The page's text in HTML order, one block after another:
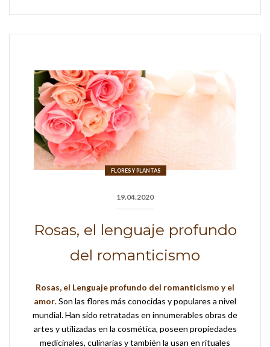
FLORES Y PLANTAS
19.04.2020
Rosas, el lenguaje profundo
del romanticismo
Rosas, el Lenguaje profundo del romanticismo y el
amor. Son las flores más conocidas y populares a nivel
mundial. Han sido retratadas en innumerables obras de
artes y utilizadas en la cosmética, poseen propiedades
medicinales, culinarias y también la usan en rituales